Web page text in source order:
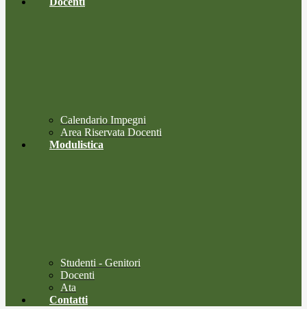
Calendario Impegni
Area Riservata Docenti
Modulistica
Studenti - Genitori
Docenti
Ata
Contatti